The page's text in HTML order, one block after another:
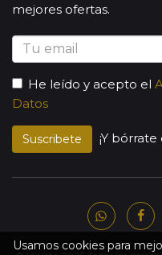
Usamos cookies para
mejores ofertas.
He leído y acepto el
Datos
Suscribete ¡Y